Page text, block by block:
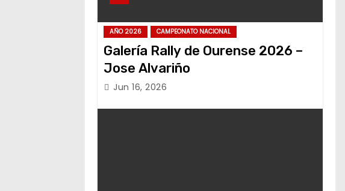
AÑO 2026 CAMPEONATO NACIONAL
Galería Rally de Ourense 2026 –
Jose Alvariño
Jun 16, 2026